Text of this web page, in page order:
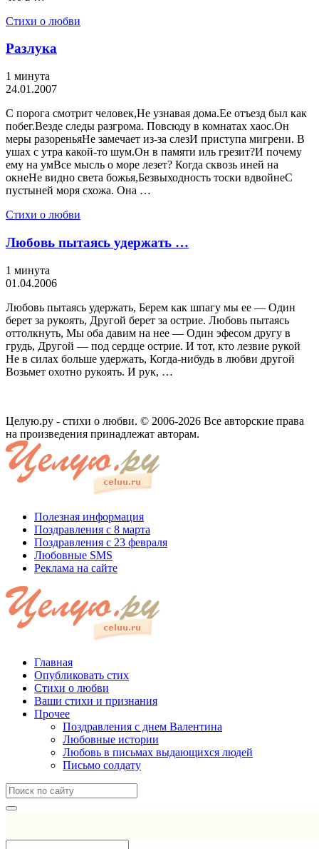
Стихи о любви
Разлука
1 минута
24.01.2007
С порога смотрит человек,Не узнавая дома.Ее отъезд был как
побег.Везде следы разгрома. Повсюду в комнатах хаос.Он
меры разореньяНе замечает из-за слезИ приступа мигрени. В
ушах с утра какой-то шум.Он в памяти иль грезит?И почему
ему на умВсе мысль о море лезет? Когда сквозь иней на
окнеНе видно света божья,Безвыходность тоски вдвойнеС
пустыней моря схожа. Она …
Стихи о любви
Любовь пытаясь удержать …
1 минута
01.04.2006
Любовь пытаясь удержать, Берем как шпагу мы ее — Один
берет за рукоять, Другой берет за острие. Любовь пытаясь
оттолкнуть, Мы оба давим на нее — Один эфесом другу в
грудь, Другой — под сердце острие. И тот, кто лезвие рукой
Не в силах больше удержать, Когда-нибудь в любви другой
Возьмет охотно рукоять. И рук, …
Целую.ру - стихи о любви. © 2006-2026 Все авторские права
на произведения принадлежат авторам.
Полезная информация
Поздравления с 8 марта
Поздравления с 23 февраля
Любовные SMS
Реклама на сайте
Главная
Опубликовать стих
Стихи о любви
Ваши стихи и признания
Прочее
Поздравления с днем Валентина
Любовные истории
Любовь в письмах выдающихся людей
Письмо солдату